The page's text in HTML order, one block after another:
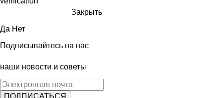
Закрыть
Да Нет
Подписывайтесь на нас
наши новости и советы